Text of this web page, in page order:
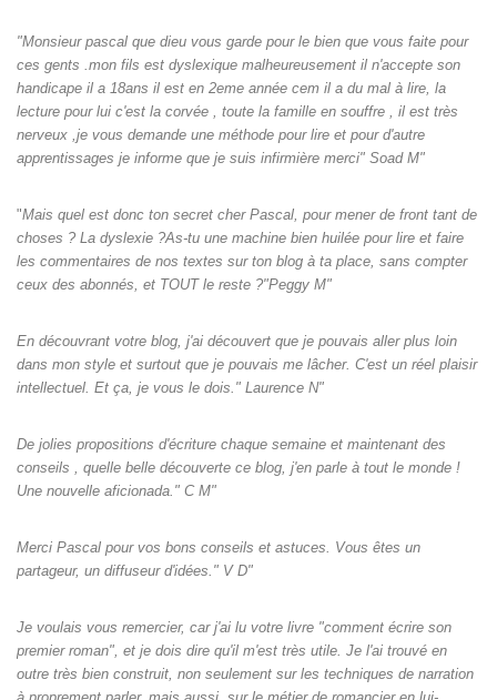
"Monsieur pascal que dieu vous garde pour le bien que vous faite pour
ces gents .mon fils est dyslexique malheureusement il n'accepte son
handicape il a 18ans il est en 2eme année cem il a du mal à lire, la
lecture pour lui c'est la corvée , toute la famille en souffre , il est très
nerveux ,je vous demande une méthode pour lire et pour d'autre
apprentissages je informe que je suis infirmière merci" Soad M"
"Mais quel est donc ton secret cher Pascal, pour mener de front tant de
choses ? La dyslexie ?As-tu une machine bien huilée pour lire et faire
les commentaires de nos textes sur ton blog à ta place, sans compter
ceux des abonnés, et TOUT le reste ?"Peggy M"
En découvrant votre blog, j'ai découvert que je pouvais aller plus loin
dans mon style et surtout que je pouvais me lâcher. C'est un réel plaisir
intellectuel. Et ça, je vous le dois." Laurence N"
De jolies propositions d'écriture chaque semaine et maintenant des
conseils , quelle belle découverte ce blog, j'en parle à tout le monde !
Une nouvelle aficionada." C M"
Merci Pascal pour vos bons conseils et astuces. Vous êtes un
partageur, un diffuseur d'idées." V D"
Je voulais vous remercier, car j'ai lu votre livre "comment écrire son
premier roman", et je dois dire qu'il m'est très utile. Je l'ai trouvé en
outre très bien construit, non seulement sur les techniques de narration